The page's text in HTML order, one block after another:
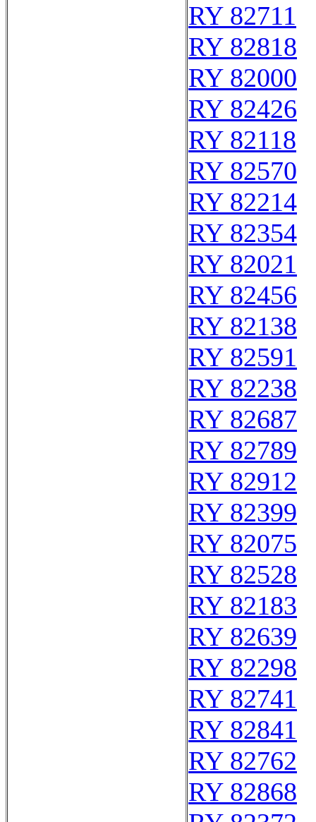
RY 82711
RY 82818
RY 82000
RY 82426
RY 82118
RY 82570
RY 82214
RY 82354
RY 82021
RY 82456
RY 82138
RY 82591
RY 82238
RY 82687
RY 82789
RY 82912
RY 82399
RY 82075
RY 82528
RY 82183
RY 82639
RY 82298
RY 82741
RY 82841
RY 82762
RY 82868